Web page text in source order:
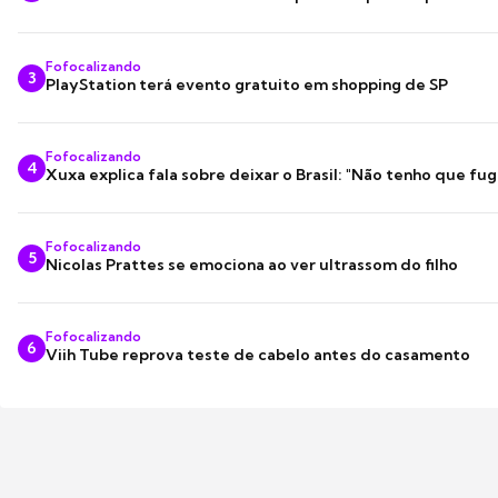
3
Fofocalizando
PlayStation terá evento gratuito em shopping de SP
4
Fofocalizando
Xuxa explica fala sobre deixar o Brasil: "Não tenho que
5
Fofocalizando
Nicolas Prattes se emociona ao ver ultrassom do filho
6
Fofocalizando
Viih Tube reprova teste de cabelo antes do casamento